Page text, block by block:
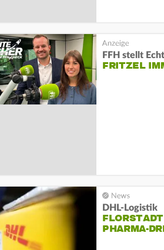
FFH stellt
FRITZEL
DHL-Logistik
PHARMA-